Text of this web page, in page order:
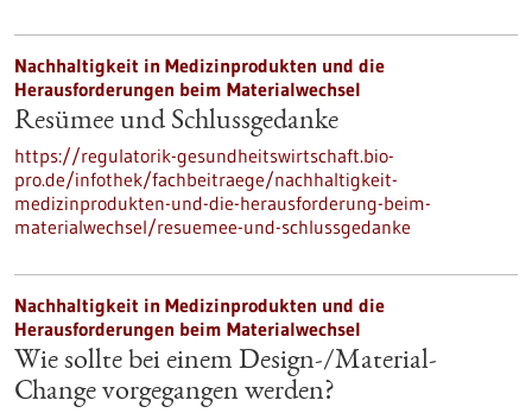
Nachhaltigkeit in Medizinprodukten und die
Herausforderungen beim Materialwechsel
Resümee und Schlussgedanke
https://regulatorik-gesundheitswirtschaft.bio-
pro.de/infothek/fachbeitraege/nachhaltigkeit-
medizinprodukten-und-die-herausforderung-beim-
materialwechsel/resuemee-und-schlussgedanke
Nachhaltigkeit in Medizinprodukten und die
Herausforderungen beim Materialwechsel
Wie sollte bei einem Design-/Material-
Change vorgegangen werden?